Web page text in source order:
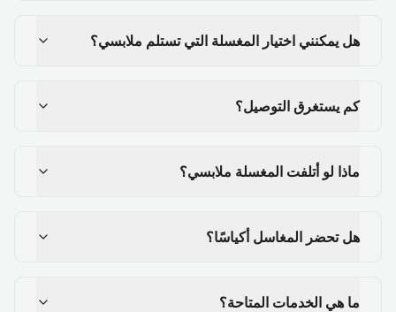
هل يمكنني اختيار المغسلة التي تستلم ملابسي؟
كم يستغرق التوصيل؟
ماذا لو أتلفت المغسلة ملابسي؟
هل تحضر المغاسل أكياسًا؟
ما هي الخدمات المتاحة؟